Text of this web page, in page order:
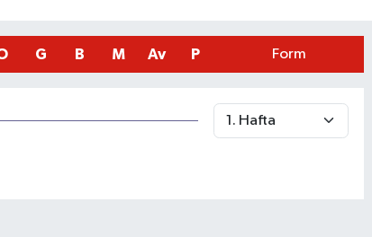
G B M Av P Form